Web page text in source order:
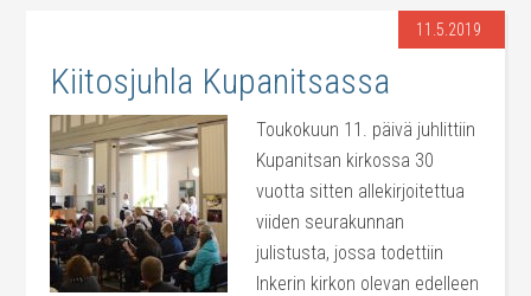
11.5.2019
Kiitosjuhla Kupanitsassa
Toukokuun 11. päivä juhlittiin
Kupanitsan kirkossa 30
vuotta sitten allekirjoitettua
viiden seurakunnan
julistusta, jossa todettiin
Inkerin kirkon olevan edelleen